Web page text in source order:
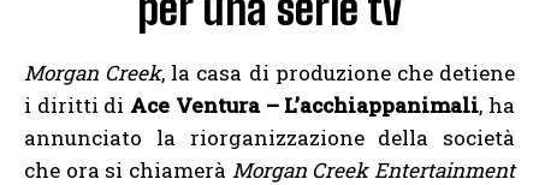
Morgan Creek, la casa di produzione che detiene
i diritti di Ace Ventura – L’acchiappanimali, ha
annunciato la riorganizzazione della società
che ora si chiamerà Morgan Creek Entertainment